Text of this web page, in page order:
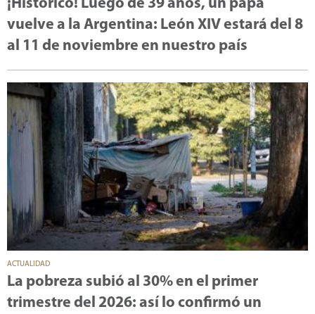
¡Histórico! Luego de 39 años, un papa
vuelve a la Argentina: León XIV estará del 8
al 11 de noviembre en nuestro país
ACTUALIDAD
La pobreza subió al 30% en el primer
trimestre del 2026: así lo confirmó un